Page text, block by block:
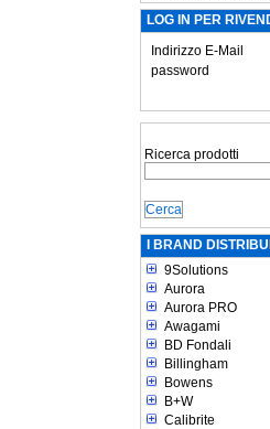
LOG IN PER
Indirizzo E-Mail
password
Ricerca prodotti
I BRAND
9Solutions
Aurora
Aurora PRO
Awagami
BD Fondali
Billingham
Bowens
B+W
Calibrite